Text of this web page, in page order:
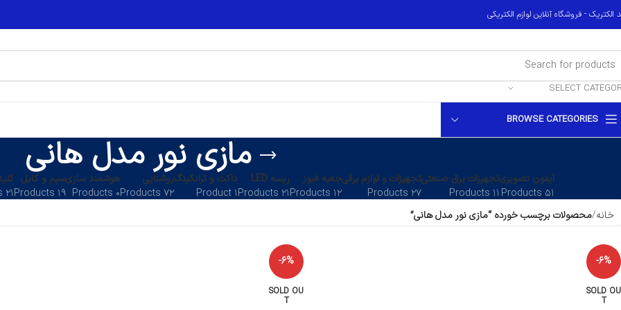
الکتریک - فروشگاه آنلاین لوازم الکتریکی
SELECT
BROWSE CATEGORIES
مازی نور مدل هانی
آیفون تصویری
۵۱ Products
تجهیزات برق صنعتی
۱۱ Products
تجهیزات و لوازم برقی
۲۷ Products
جعبه فیوز
۱۲ Products
ریسه LED
۲۱ Products
داکت و ترانکینگ
۱ Product
روشنایی
۷۲ Products
هوشمند سازی
۰ Products
سیم و کابل
۱۹ Products
۲۱ Products
خانه محصولات برچسب خورده “مازی نور مدل هانی”
-6%
SOLD OU
T
-6%
SOLD OU
T